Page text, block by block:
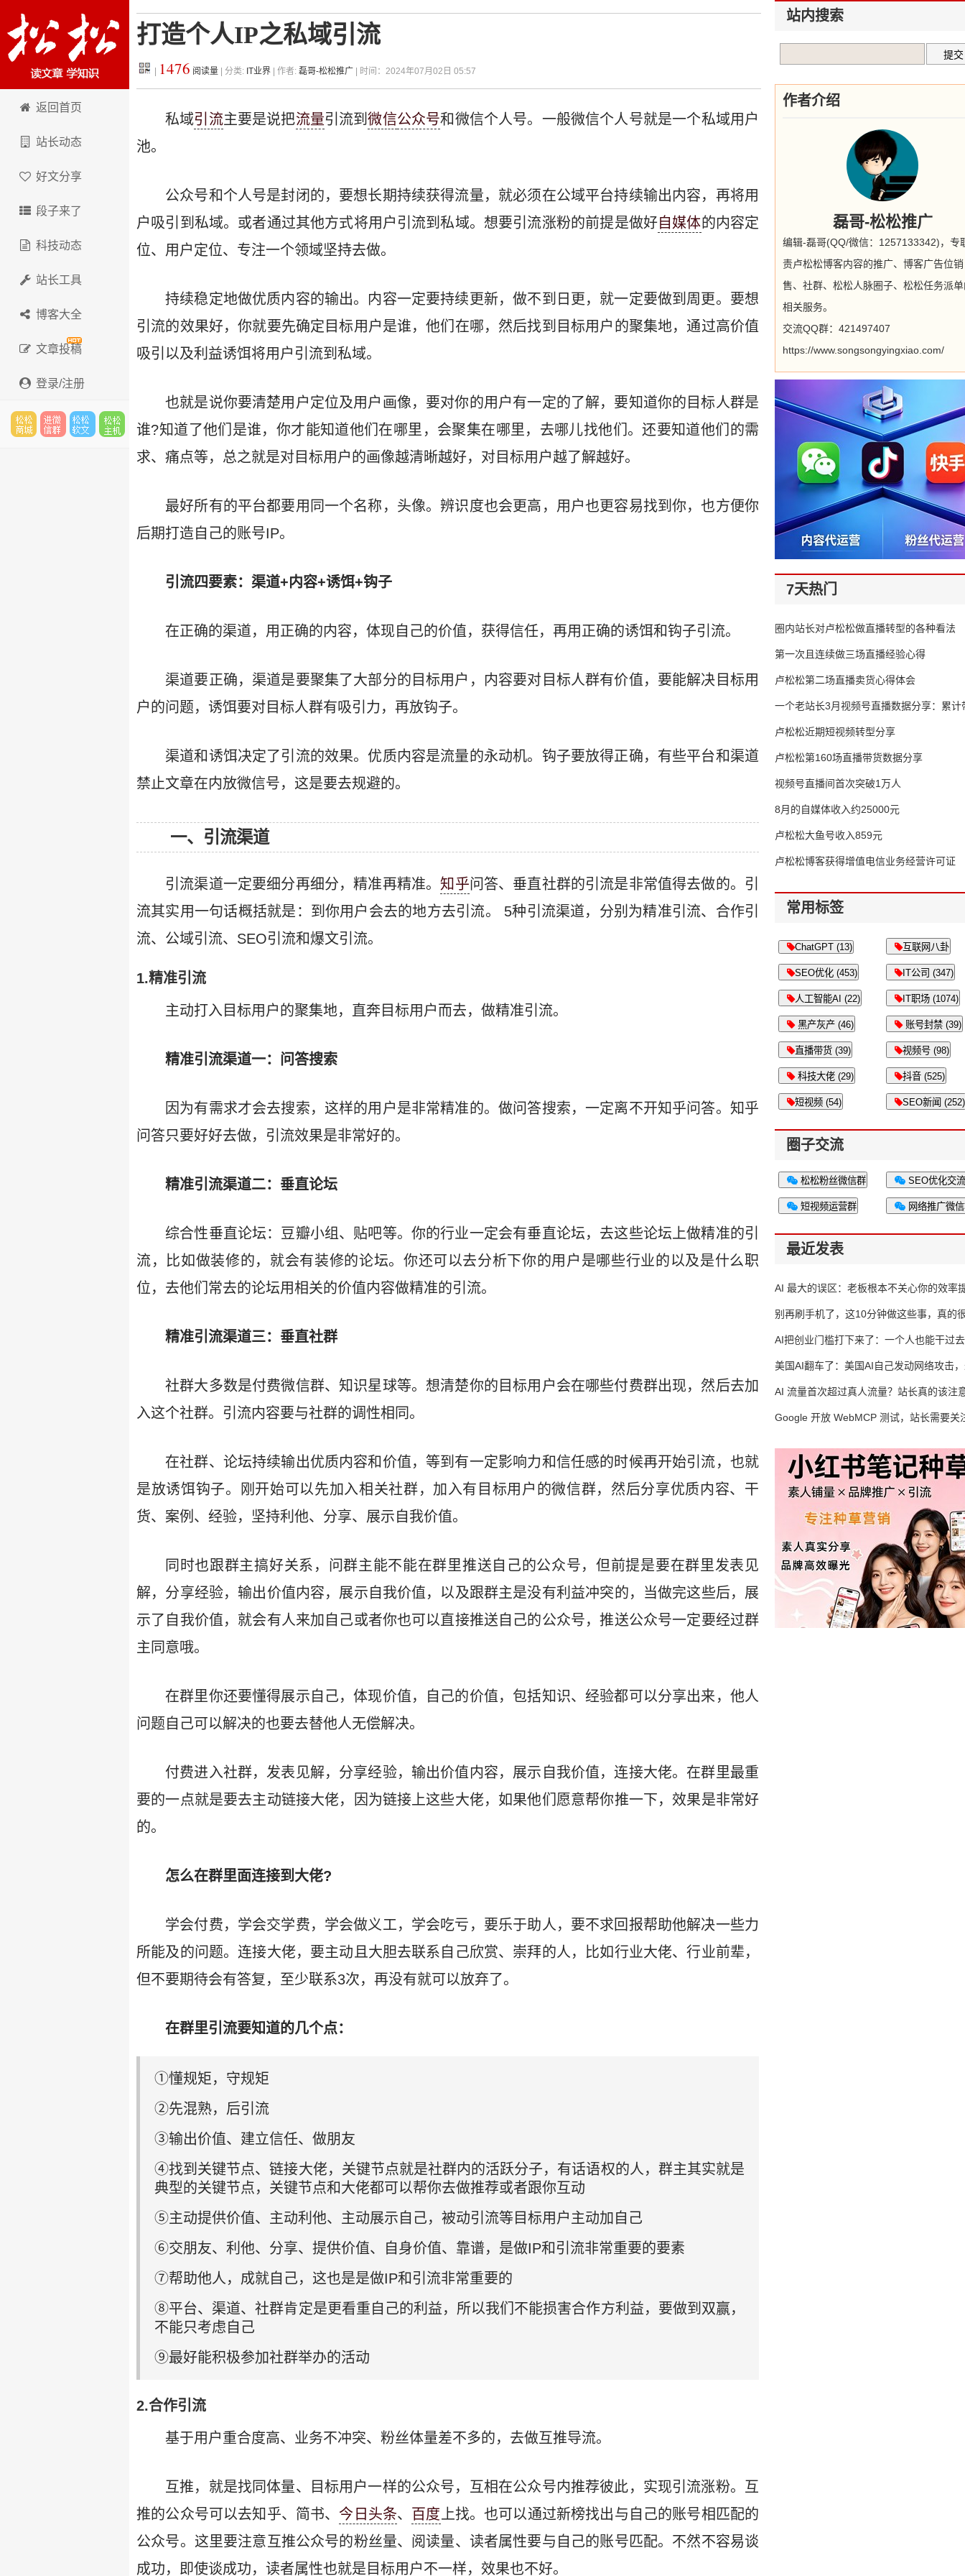
松松科技
返回首页
站长动态
好文分享
段子来了
科技动态
站长工具
博客大全
文章投稿
登录/注册
打造个人IP之私域引流
1476 阅读量 | 分类: IT业界 | 作者: 磊哥-松松推广 | 时间：2024年07月02日 05:57
私域引流主要是说把流量引流到微信公众号和微信个人号。一般微信个人号就是一个私域用户
池。
公众号和个人号是封闭的，要想长期持续获得流量，就必须在公域平台持续输出内容，再将用
户吸引到私域。或者通过其他方式将用户引流到私域。想要引流涨粉的前提是做好自媒体的内容定
位、用户定位、专注一个领域坚持去做。
持续稳定地做优质内容的输出。内容一定要持续更新，做不到日更，就一定要做到周更。要想
引流的效果好，你就要先确定目标用户是谁，他们在哪，然后找到目标用户的聚集地，通过高价值
吸引以及利益诱饵将用户引流到私域。
也就是说你要清楚用户定位及用户画像，要对你的用户有一定的了解，要知道你的目标人群是
谁?知道了他们是谁，你才能知道他们在哪里，会聚集在哪里，去哪儿找他们。还要知道他们的需
求、痛点等，总之就是对目标用户的画像越清晰越好，对目标用户越了解越好。
最好所有的平台都要用同一个名称，头像。辨识度也会更高，用户也更容易找到你，也方便你
后期打造自己的账号IP。
引流四要素：渠道+内容+诱饵+钩子
在正确的渠道，用正确的内容，体现自己的价值，获得信任，再用正确的诱饵和钩子引流。
渠道要正确，渠道是要聚集了大部分的目标用户，内容要对目标人群有价值，要能解决目标用
户的问题，诱饵要对目标人群有吸引力，再放钩子。
渠道和诱饵决定了引流的效果。优质内容是流量的永动机。钩子要放得正确，有些平台和渠道
禁止文章在内放微信号，这是要去规避的。
一、引流渠道
引流渠道一定要细分再细分，精准再精准。知乎问答、垂直社群的引流是非常值得去做的。引
流其实用一句话概括就是：到你用户会去的地方去引流。 5种引流渠道，分别为精准引流、合作引
流、公域引流、SEO引流和爆文引流。
1.精准引流
主动打入目标用户的聚集地，直奔目标用户而去，做精准引流。
精准引流渠道一：问答搜索
因为有需求才会去搜索，这样的用户是非常精准的。做问答搜索，一定离不开知乎问答。知乎
问答只要好好去做，引流效果是非常好的。
精准引流渠道二：垂直论坛
综合性垂直论坛：豆瓣小组、贴吧等。你的行业一定会有垂直论坛，去这些论坛上做精准的引
流，比如做装修的，就会有装修的论坛。你还可以去分析下你的用户是哪些行业的以及是什么职
位，去他们常去的论坛用相关的价值内容做精准的引流。
精准引流渠道三：垂直社群
社群大多数是付费微信群、知识星球等。想清楚你的目标用户会在哪些付费群出现，然后去加
入这个社群。引流内容要与社群的调性相同。
在社群、论坛持续输出优质内容和价值，等到有一定影响力和信任感的时候再开始引流，也就
是放诱饵钩子。刚开始可以先加入相关社群，加入有目标用户的微信群，然后分享优质内容、干
货、案例、经验，坚持利他、分享、展示自我价值。
同时也跟群主搞好关系，问群主能不能在群里推送自己的公众号，但前提是要在群里发表见
解，分享经验，输出价值内容，展示自我价值，以及跟群主是没有利益冲突的，当做完这些后，展
示了自我价值，就会有人来加自己或者你也可以直接推送自己的公众号，推送公众号一定要经过群
主同意哦。
在群里你还要懂得展示自己，体现价值，自己的价值，包括知识、经验都可以分享出来，他人
问题自己可以解决的也要去替他人无偿解决。
付费进入社群，发表见解，分享经验，输出价值内容，展示自我价值，连接大佬。在群里最重
要的一点就是要去主动链接大佬，因为链接上这些大佬，如果他们愿意帮你推一下，效果是非常好
的。
怎么在群里面连接到大佬?
学会付费，学会交学费，学会做义工，学会吃亏，要乐于助人，要不求回报帮助他解决一些力
所能及的问题。连接大佬，要主动且大胆去联系自己欣赏、崇拜的人，比如行业大佬、行业前辈，
但不要期待会有答复，至少联系3次，再没有就可以放弃了。
在群里引流要知道的几个点：
①懂规矩，守规矩
②先混熟，后引流
③输出价值、建立信任、做朋友
④找到关键节点、链接大佬，关键节点就是社群内的活跃分子，有话语权的人，群主其实就是
典型的关键节点，关键节点和大佬都可以帮你去做推荐或者跟你互动
⑤主动提供价值、主动利他、主动展示自己，被动引流等目标用户主动加自己
⑥交朋友、利他、分享、提供价值、自身价值、靠谱，是做IP和引流非常重要的要素
⑦帮助他人，成就自己，这也是是做IP和引流非常重要的
⑧平台、渠道、社群肯定是更看重自己的利益，所以我们不能损害合作方利益，要做到双赢，
不能只考虑自己
⑨最好能积极参加社群举办的活动
2.合作引流
基于用户重合度高、业务不冲突、粉丝体量差不多的，去做互推导流。
互推，就是找同体量、目标用户一样的公众号，互相在公众号内推荐彼此，实现引流涨粉。互
推的公众号可以去知乎、简书、 今日头条、 百度 上找。也可以通过新榜找出与自己的账号相匹配的
公众号。这里要注意互推公众号的粉丝量、阅读量、读者属性要与自己的账号匹配。不然不容易谈
成功，即使谈成功，读者属性也就是目标用户不一样，效果也不好。
站内搜索
作者介绍
磊哥-松松推广
编辑-磊哥(QQ/微信：1257133342)，专
责卢松松博客内容的推广、博客广告位销
售、社群、松松人脉圈子、松松任务派
相关服务。
交流QQ群：421497407
https://www.songsongyingxiao.com/
7天热门
圈内站长对卢松松做直播转型的各种看法
第一次且连续做三场直播经验心得
卢松松第二场直播卖货心得体会
一个老站长3月视频号直播数据分享：累计
65万
卢松松近期短视频转型分享
卢松松第160场直播带货数据分享
视频号直播间首次突破1万人
8月的自媒体收入约25000元
卢松松大鱼号收入859元
卢松松博客获得增值电信业务经营许可证
常用标签
ChatGPT (13) 互联网八卦
SEO优化 (453) IT公司 (347)
人工智能AI (22) IT职场 (1074)
黑产灰产 (46) 账号封禁 (39)
直播带货 (39) 视频号 (98)
科技大佬 (29) 抖音 (525)
短视频 (54) SEO新闻 (252)
圈子交流
松松粉丝微信群 SEO优化交
短视频运营群 网络推广微
最近发表
AI 最大的误区：老板根本不关心你的效率
别再刷手机了，这10分钟做这些事，真的
AI把创业门槛打下来了：一个人也能干过
人的活
美国AI翻车了：美国AI自己发动网络攻击
竟然靠中国AI帮忙善后
AI 流量首次超过真人流量？站长真的该注
Google 开放 WebMCP 测试，站长需要关